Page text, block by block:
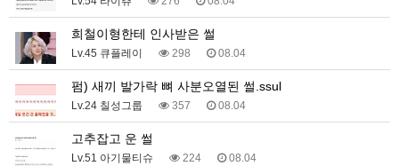
희철이형한테 인사받은 썰
Lv.45 큐플레이 298 08.04
펌) 새끼 발가락 뼈 사분오열된 썰.ssul
Lv.24 칠성그룹 357 08.04
고추잡고 운 썰
Lv.51 아기물티슈 224 08.04